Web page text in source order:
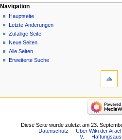
Navigation
Hauptseite
Letzte Änderungen
Zufällige Seite
Neue Seiten
Alle Seiten
Erweiterte Suche
Diese Seite wurde zuletzt am 23.
Datenschutz
Über Wiki der
V.